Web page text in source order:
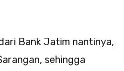
Bank Jatim nantinya,
sehingga